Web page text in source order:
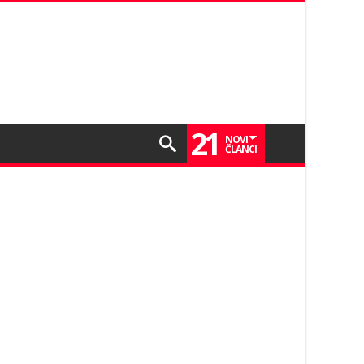
21 NOVI
ČLANCI